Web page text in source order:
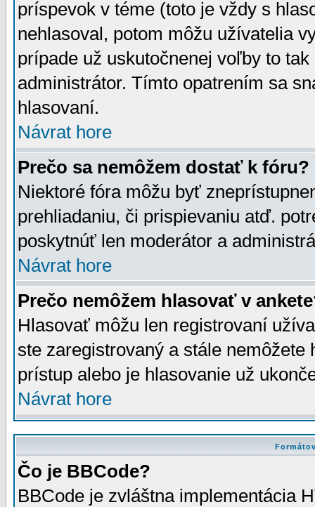
príspevok v téme (toto je vždy s
nehlasoval, potom môžu užívatelia
prípade už uskutočnenej voľby to
administrátor. Tímto opatrením sa
hlasovaní.
Návrat hore
Prečo sa nemôžem dostať k fóru?
Niektoré fóra môžu byť
prehliadaniu, či prispievaniu atď.
poskytnúť len moderátor a
Návrat hore
Prečo nemôžem hlasovať v
Hlasovať môžu len registrovaní
ste zaregistrovaný a stále
prístup alebo je hlasovanie už
Návrat hore
Čo je BBCode?
BBCode je zvláštna implementácia